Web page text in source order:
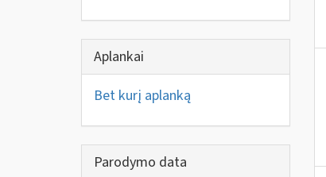
Aplankai
Bet kurį aplanką
Parodymo data